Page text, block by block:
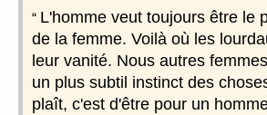
L'homme veut toujours être le
de la femme. Voilà où les
leur vanité. Nous autres
un plus subtil instinct des
plaît, c'est d'être pour un